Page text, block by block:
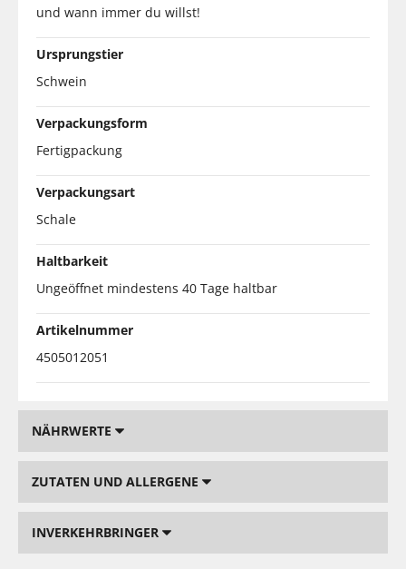
und wann immer du willst!
Ursprungstier
Schwein
Verpackungsform
Fertigpackung
Verpackungsart
Schale
Haltbarkeit
Ungeöffnet mindestens 40 Tage haltbar
Artikelnummer
4505012051
NÄHRWERTE
ZUTATEN UND ALLERGENE
INVERKEHRBRINGER